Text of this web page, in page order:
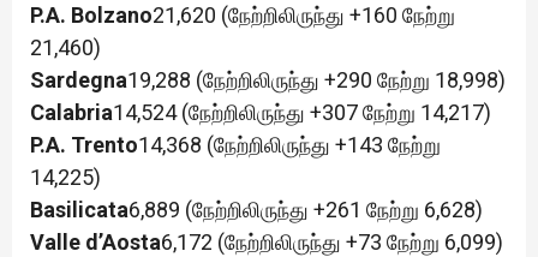
P.A. Bolzano21,620 (நேற்றிலிருந்து +160 நேற்று
21,460)
Sardegna19,288 (நேற்றிலிருந்து +290 நேற்று 18,998)
Calabria14,524 (நேற்றிலிருந்து +307 நேற்று 14,217)
P.A. Trento14,368 (நேற்றிலிருந்து +143 நேற்று
14,225)
Basilicata6,889 (நேற்றிலிருந்து +261 நேற்று 6,628)
Valle d’Aosta6,172 (நேற்றிலிருந்து +73 நேற்று 6,099)